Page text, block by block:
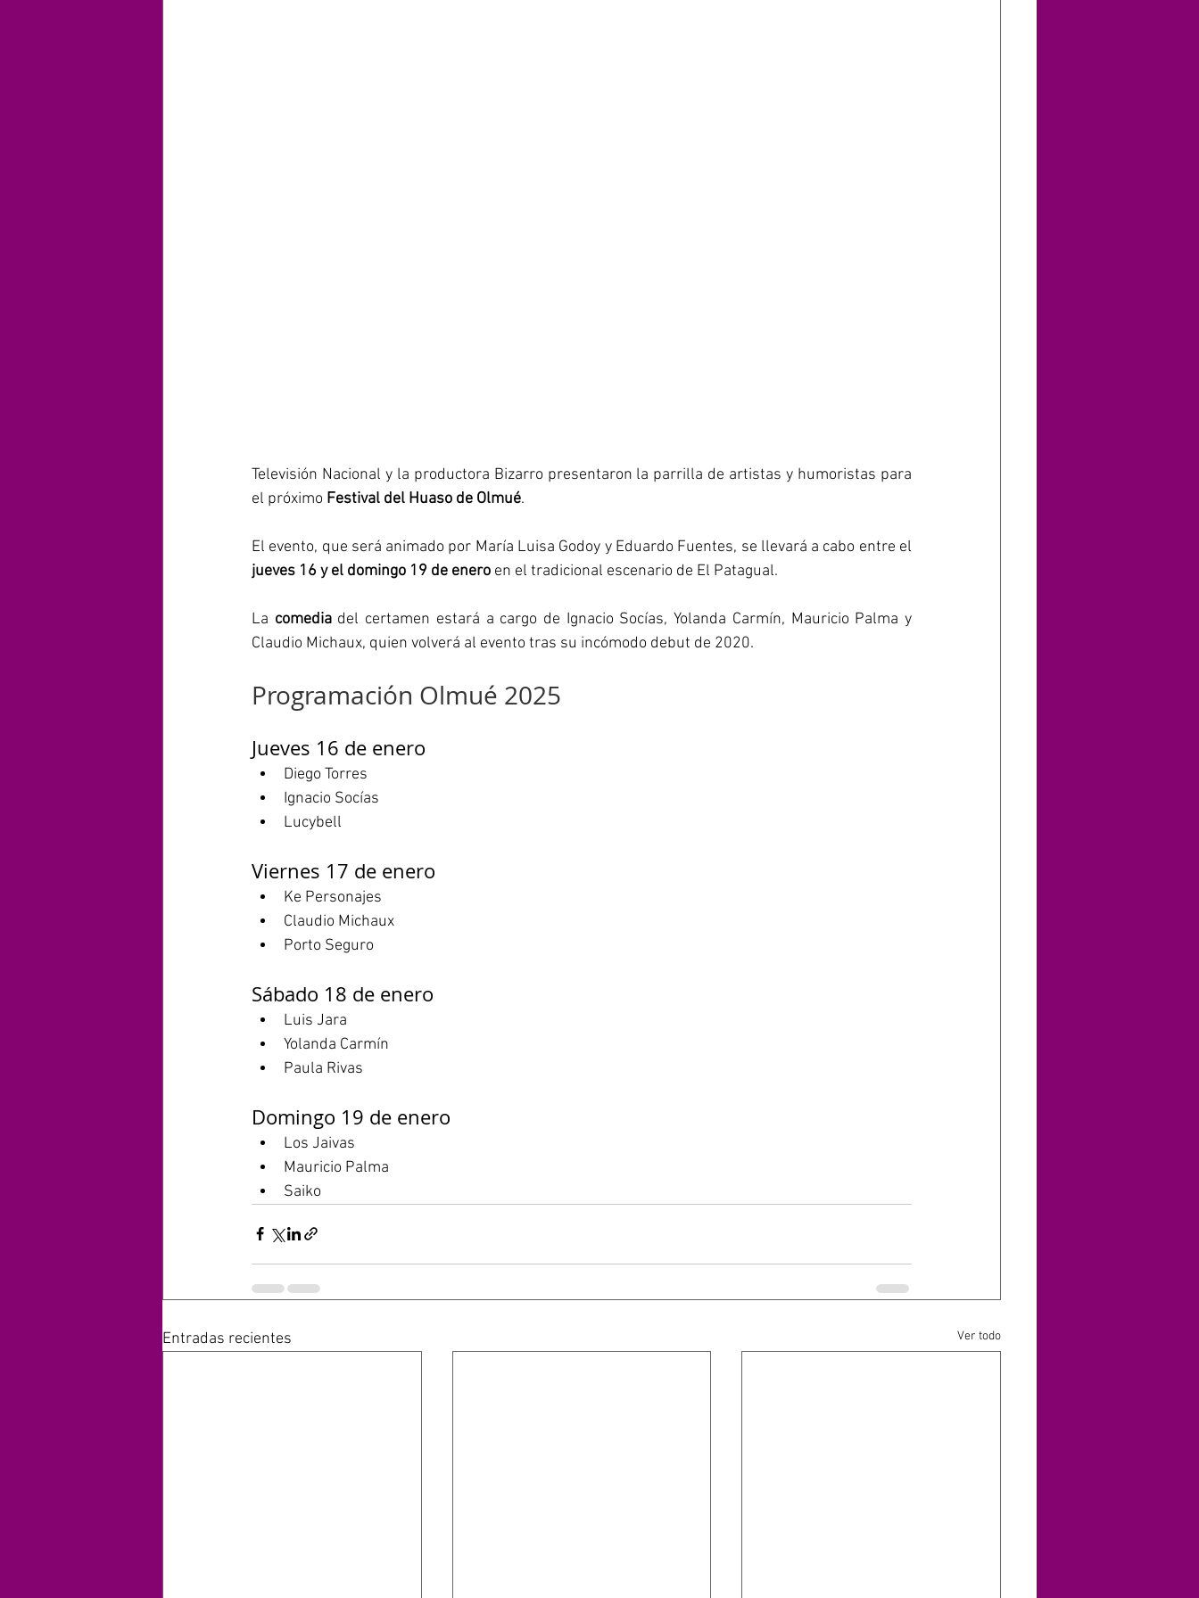
Televisión Nacional y la productora Bizarro presentaron la parrilla de artistas y humoristas para
el próximo Festival del Huaso de Olmué.
jueves 16 y el domingo 19 de enero en el tradicional escenario de El Patagual.
La comedia del certamen estará a cargo de Ignacio Socías, Yolanda Carmín, Mauricio Palma y
Claudio Michaux, quien volverá al evento tras su incómodo debut de 2020.
Programación Olmué 2025
Jueves 16 de enero
Diego Torres
Ignacio Socías
Lucybell
Viernes 17 de enero
Ke Personajes
Claudio Michaux
Porto Seguro
Sábado 18 de enero
Luis Jara
Yolanda Carmín
Paula Rivas
Domingo 19 de enero
Los Jaivas
Mauricio Palma
Saiko
Entradas recientes Ver todo